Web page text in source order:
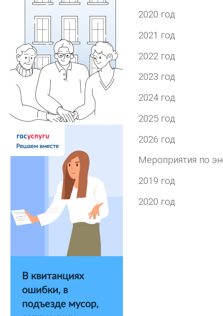
2020 год
2021 год
2022 год
2023 год
2024 год
2025 год
2026 год
Мероприятия по
2019 год
2020 год